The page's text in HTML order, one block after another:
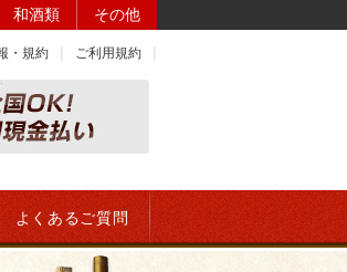
和酒類 その他
・規約 ご利用規約
よくあるご質問